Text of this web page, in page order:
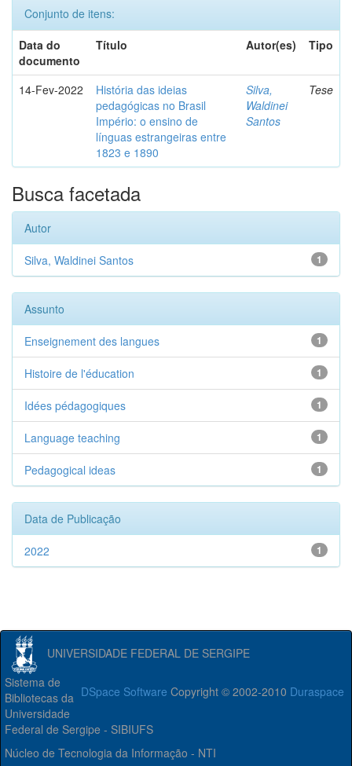
Conjunto de itens:
Data do
documento
Título Autor(es) Tipo
14-Fev-2022
História das ideias
pedagógicas no Brasil
Império: o ensino de
línguas estrangeiras entre
1823 e 1890
Silva,
Waldinei
Santos
Tese
Busca facetada
Autor
1
Silva, Waldinei Santos
Assunto
1
Enseignement des langues
1
Histoire de l'éducation
1
Idées pédagogiques
1
Language teaching
1
Pedagogical ideas
Data de Publicação
1
2022
UNIVERSIDADE FEDERAL DE SERGIPE
DSpace Software Copyright © 2002-2010 Duraspace
Sistema de
Bibliotecas da
Universidade
Federal de Sergipe - SIBIUFS
Núcleo de Tecnologia da Informação - NTI